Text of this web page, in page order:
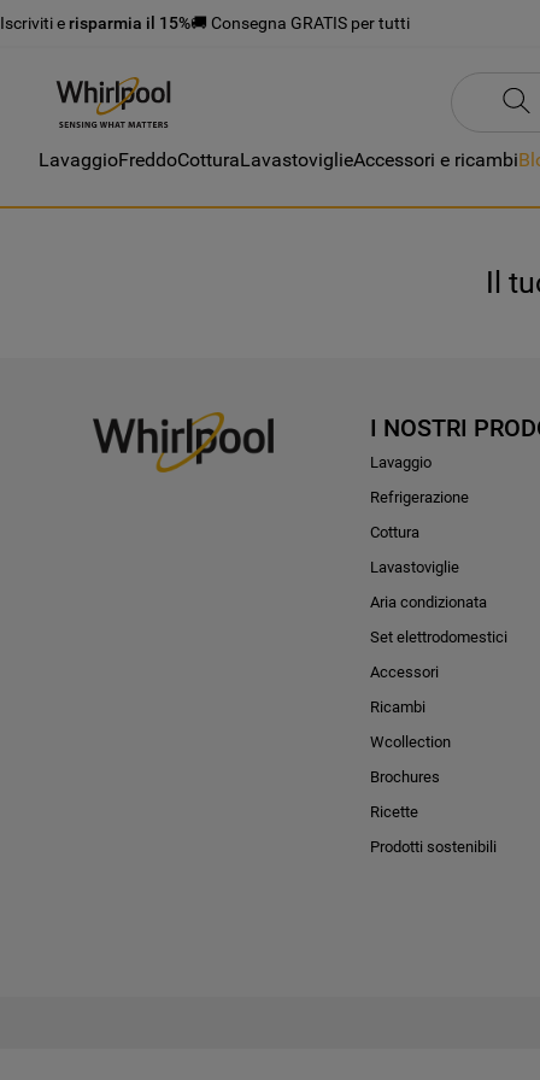
Iscriviti e risparmia il 15%🚚 Consegna GRATIS per tutti
LavaggioFreddoCotturaLavastoviglieAccessori e ricambi
Il
I NOSTRI
Lavaggio
Refrigerazione
Cottura
Lavastoviglie
Aria condizionata
Set elettrodomestici
Accessori
Ricambi
Wcollection
Brochures
Ricette
Prodotti sostenibili